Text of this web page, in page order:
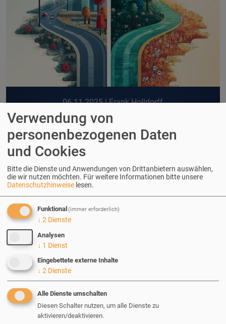
06.11.2025 | Frank Holldorff
Drupal aktuell halten:
Entscheidungshilfe für die richtige
Wartung
Manuelle Pflege oder automatisierte Prozesse?
Wir zeigen Ihnen, welche Optionen der Drupal-
Wartung es gibt und wie Sie Schritt für Schritt den
passenden Weg für Ihr Projekt finden.
Verwendung von
personenbezogenen Daten
und Cookies
Bitte die Dienste und Anwendungen von Drittanbietern auswählen,
die wir nutzen möchten. Für weitere Informationen bitte unsere
Datenschutzhinweise lesen.
Funktional(immer erforderlich)
↓ 2 Dienste
Analysen
↓ 1 Dienst
Eingebettete externe Inhalte
↓ 2 Dienste
Alle Dienste umschalten
Diesen Schalter nutzen, um alle Dienste zu
aktivieren/deaktivieren.